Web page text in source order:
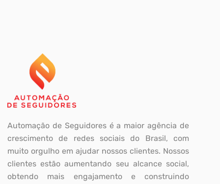
Automação de Seguidores é a maior agência de
crescimento de redes sociais do Brasil, com
muito orgulho em ajudar nossos clientes. Nossos
clientes estão aumentando seu alcance social,
obtendo mais engajamento e construindo